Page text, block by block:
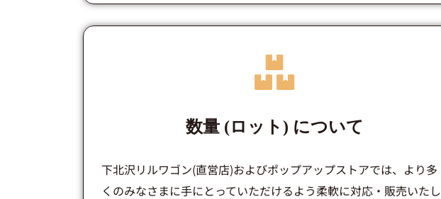
数量 (ロット) について
下北沢リルワゴン(直営店)およびポップアップストアでは、より多
くのみなさまに手にとっていただけるよう柔軟に対応・販売いたし